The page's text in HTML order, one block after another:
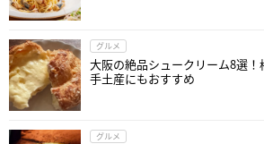
グルメ
大阪の絶品シュークリーム8選
手土産にもおすすめ
グルメ